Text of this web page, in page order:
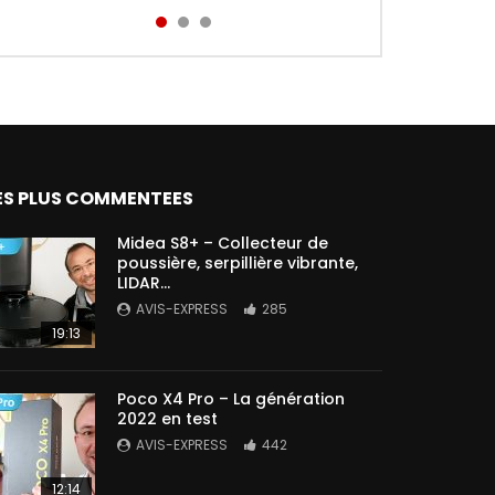
PLUS COMMENTEES
19:13
Midea S8+ – Collecteur de
poussière, serpillière vibrante,
LIDAR…
AVIS-EXPRESS 285
12:14
Poco X4 Pro – La génération
2022 en test
AVIS-EXPRESS 442